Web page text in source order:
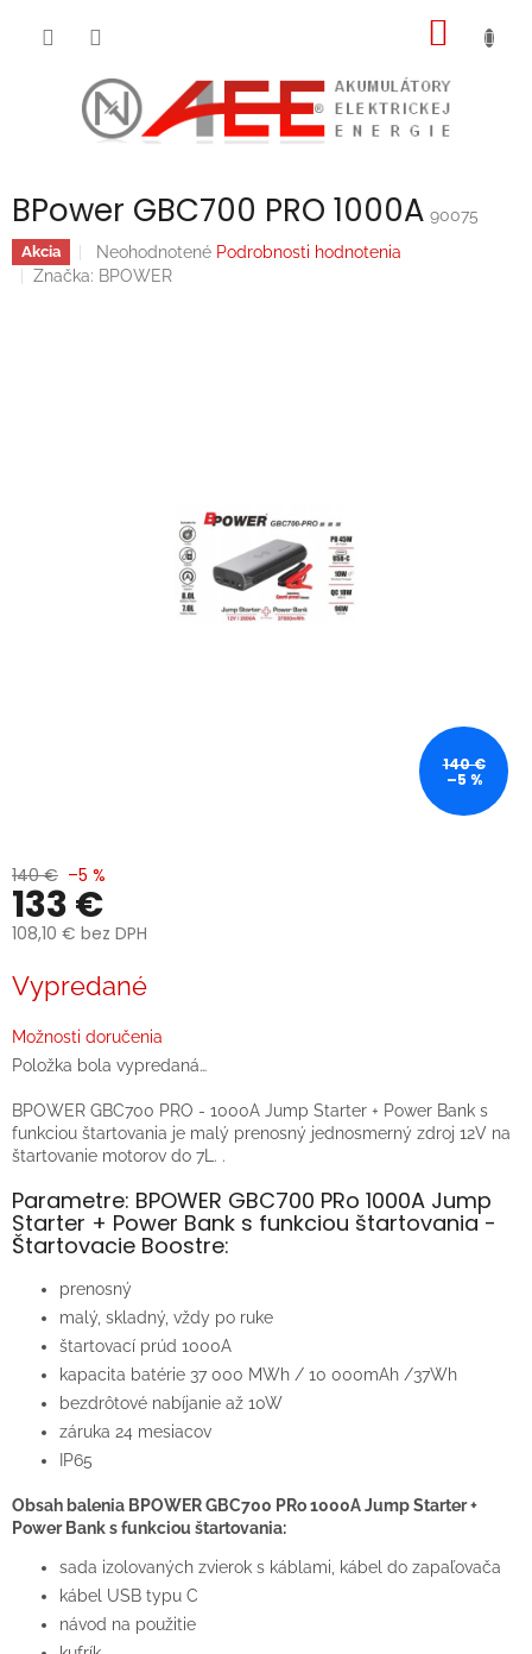
BPower GBC700 PRO 1000A 90075
Akcia
Priemerné
hodnotenie
Neohodnotené Podrobnosti hodnotenia
Značka: BPOWER
140 €
–5 %
140 € –5 %
133 €
108,10 € bez DPH
cena:
Vypredané
Možnosti doručenia
Položka bola vypredaná…
BPOWER GBC700 PRO - 1000A Jump Starter + Power Bank s
funkciou štartovania je malý prenosný jednosmerný zdroj 12V na
štartovanie motorov do 7L. .
Parametre: BPOWER GBC700 PRo 1000A Jump
Starter + Power Bank s funkciou štartovania -
Štartovacie Boostre:
prenosný
malý, skladný, vždy po ruke
štartovací prúd 1000A
kapacita batérie 37 000 MWh / 10 000mAh /37Wh
bezdrôtové nabíjanie až 10W
záruka 24 mesiacov
IP65
Obsah balenia BPOWER GBC700 PRo 1000A Jump Starter +
Power Bank s funkciou štartovania:
sada izolovaných zvierok s káblami, kábel do zapaľovača
kábel USB typu C
návod na použitie